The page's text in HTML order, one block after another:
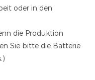
oder in den
die Produktion
Sie bitte die Batterie